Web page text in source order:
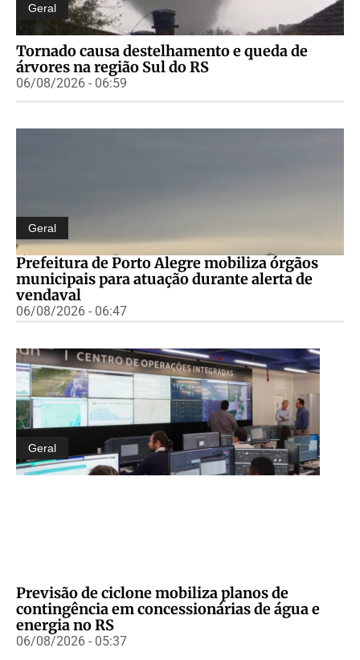
Geral
Tornado causa destelhamento e queda de
árvores na região Sul do RS
06/08/2026 - 06:59
Geral
Prefeitura de Porto Alegre mobiliza órgãos
municipais para atuação durante alerta de
vendaval
06/08/2026 - 06:47
Geral
Previsão de ciclone mobiliza planos de
contingência em concessionárias de água e
energia no RS
06/08/2026 - 05:37